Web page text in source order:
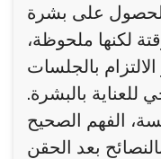
على بشرة
لكنها ملحوظة،
بالجلسات
للعناية بالبشرة.
الفهم الصحيح
بعد الحقن